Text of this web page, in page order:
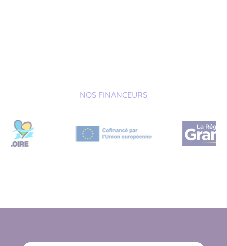
NOS FINANCEURS